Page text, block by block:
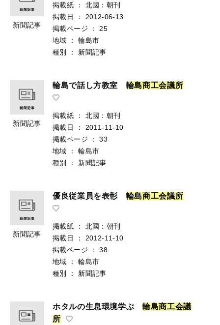
新聞記事
掲載紙 ：
北國：朝刊
掲載日
：
2012-06-13
掲載ページ
：
25
地域
：
輪島市
種別
： 新聞記事
新聞記事
輪島で話し方教室 輪島商工会議所
掲載紙 ：
北國：朝刊
掲載日
：
2011-11-10
掲載ページ
：
33
地域
：
輪島市
種別
： 新聞記事
新聞記事
優良従業員を表彰 輪島商工会議所
掲載紙 ：
北國：朝刊
掲載日
：
2012-11-10
掲載ページ
：
38
地域
：
輪島市
種別
： 新聞記事
ホタルの生息環境学ぶ輪島商工会議
所